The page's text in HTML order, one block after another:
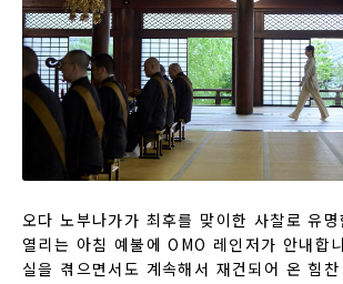
오다 노부나가가 최후를 맞이한 사찰로 유
열리는 아침 예불에 OMO 레인저가 안내합
실을 겪으면서도 계속해서 재건되어 온 힘